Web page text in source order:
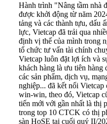
Hành trình "Nâng tầm nhà
được khởi động từ năm
tảng và các thành tựu, dấu
lực, Vietcap đã trải qua
định vị thế của mình trong
tổ chức tư vấn tài chính
Vietcap luôn đặt lợi ích và
khách hàng là ưu tiên hàng
các sản phẩm, dịch vụ,
nghiệp... đã kết nối Vietcap
win-win, theo đó, Vietcap
tiến mới với gần nhất là thị
trong top 10 CTCK có thị
sàn HoSE tại cuối quý II/